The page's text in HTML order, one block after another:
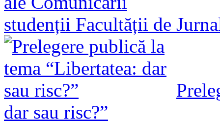
studenții Facultății de
dar sau risc?”